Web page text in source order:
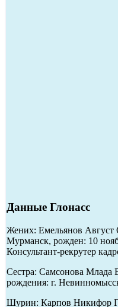
Данные Глонасс
Жених: Емельянов Август
Мурманск, рожден: 10
Консультант-рекрутер
Сестра: Самсонова Млада
рождения: г.
Шурин: Карпов Никифор